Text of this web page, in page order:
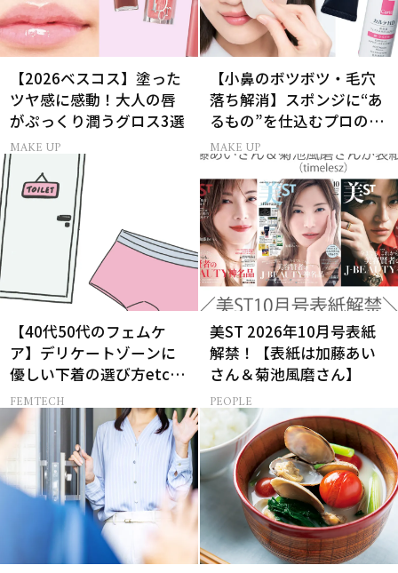
【2026ベスコス】塗った
ツヤ感に感動！大人の唇
がぷっくり潤うグロス3選
MAKE UP
【小鼻のボツボツ・毛穴
落ち解消】スポンジに“あ
るもの”を仕込むプロの超
簡単メイクテク
MAKE UP
【40代50代のフェムケ
ア】デリケートゾーンに
優しい下着の選び方etc.
をプロが解説！
FEMTECH
美ST 2026年10月号表紙
解禁！【表紙は加藤あい
さん＆菊池風磨さん】
PEOPLE